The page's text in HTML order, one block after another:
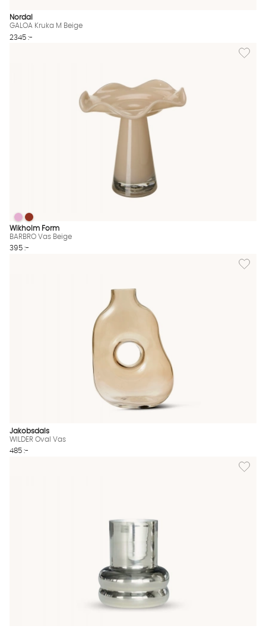
Nordal
GALOA Kruka M Beige
2345 :-
Lägg
BARBRO Vas Beige Finns även i dessa färger:
BARBRO Vas Beige
BARBRO Vas Beige
Wikholm Form
BARBRO Vas Beige
395 :-
Lägg
Jakobsdals
WILDER Oval Vas
485 :-
Lägg